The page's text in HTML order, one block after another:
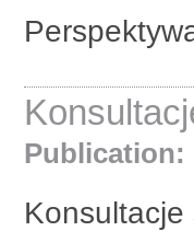
Publication: